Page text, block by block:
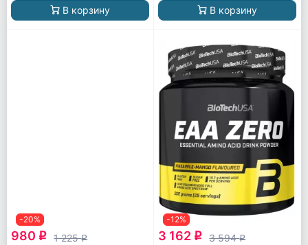
В корзину В корзину
-20%
980 q 1 225q
-12%
3 162 q 3 594q